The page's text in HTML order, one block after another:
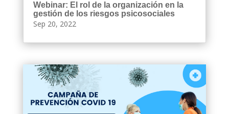
Webinar: El rol de la organización en la
gestión de los riesgos psicosociales
Sep 20, 2022